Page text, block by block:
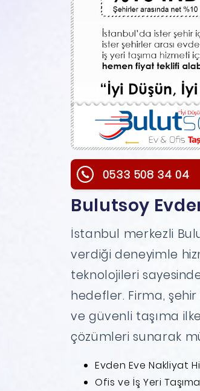
0533 508 34 04
Bulutsoy
İstanbul merkezli
verdiği deneyimle
teknolojileri
hedefler. Firma,
ve güvenli taşıma
çözümleri sunarak
Evden Eve Nakliyat
Ofis ve İş Yeri